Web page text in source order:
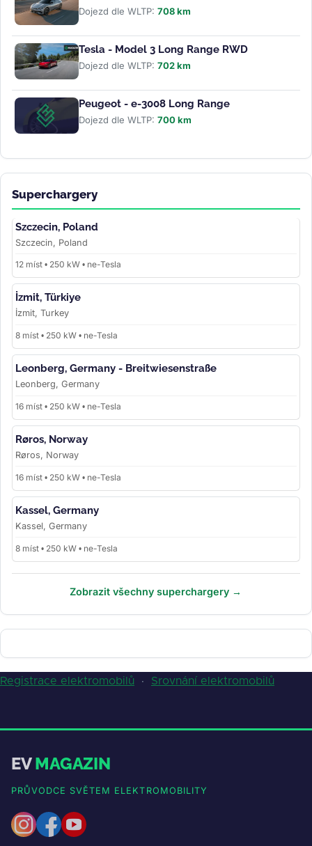
Dojezd dle WLTP: 708 km
Tesla - Model 3 Long Range RWD
Dojezd dle WLTP: 702 km
Peugeot - e-3008 Long Range
Dojezd dle WLTP: 700 km
Superchargery
Szczecin, Poland
Szczecin, Poland
12 míst • 250 kW • ne-Tesla
İzmit, Türkiye
İzmit, Turkey
8 míst • 250 kW • ne-Tesla
Leonberg, Germany - Breitwiesenstraße
Leonberg, Germany
16 míst • 250 kW • ne-Tesla
Røros, Norway
Røros, Norway
16 míst • 250 kW • ne-Tesla
Kassel, Germany
Kassel, Germany
8 míst • 250 kW • ne-Tesla
Zobrazit všechny superchargery →
Registrace elektromobilů · Srovnání elektromobilů
EVMAGAZIN
PRŮVODCE SVĚTEM ELEKTROMOBILITY